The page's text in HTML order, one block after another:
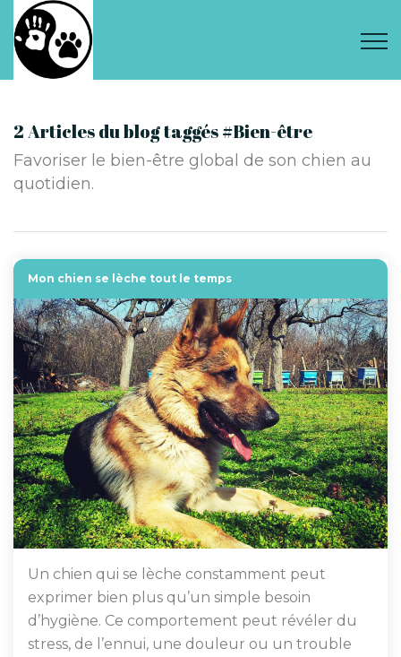
2 Articles du blog taggés #Bien-être
Favoriser le bien-être global de son chien au
quotidien.
Mon chien se lèche tout le temps
Un chien qui se lèche constamment peut
exprimer bien plus qu’un simple besoin
d’hygiène. Ce comportement peut révéler du
stress, de l’ennui, une douleur ou un trouble